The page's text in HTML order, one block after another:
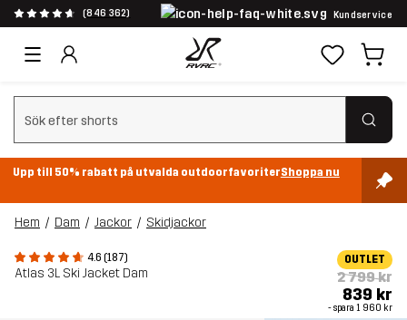
(846 362) Kundservice
Rensa sök
Upp till 50% rabatt på utvalda outdoorfavoriterShoppa nu
Hem Dam Jackor Skidjackor
4.6 (187)
Atlas 3L Ski Jacket Dam
OUTLET
2 799 kr
839 kr
- spara 1 960 kr